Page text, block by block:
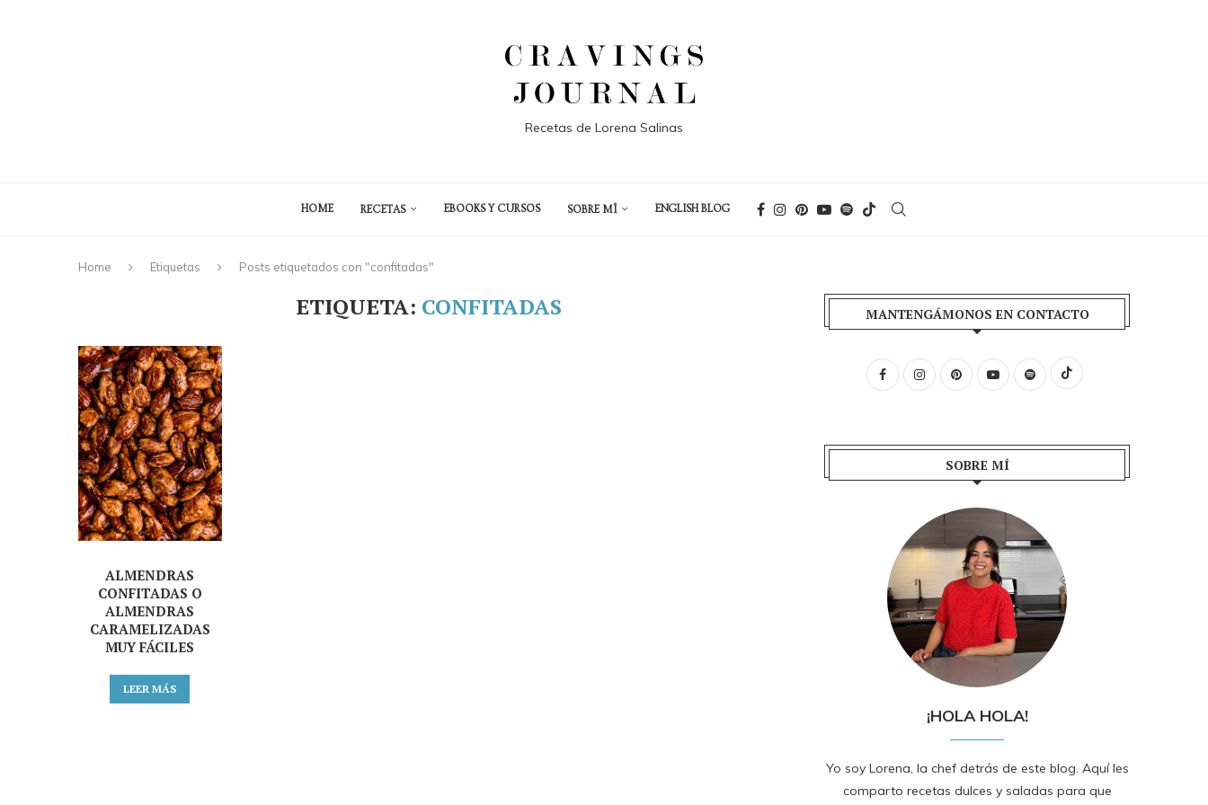
Recetas de Lorena Salinas
HOME RECETAS EBOOKS Y CURSOS SOBRE MÍ ENGLISH BLOG
Home Etiquetas Posts etiquetados con "confitadas"
ETIQUETA: CONFITADAS
ALMENDRAS
CONFITADAS O
ALMENDRAS
CARAMELIZADAS
MUY FÁCILES
LEER MÁS
MANTENGÁMONOS EN CONTACTO
SOBRE MÍ
¡HOLA HOLA!
Yo soy Lorena, la chef detrás de este blog. Aquí les
comparto recetas dulces y saladas para que